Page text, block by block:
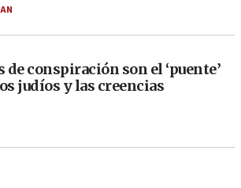
de conspiración son el ‘puente’
judíos y las creencias